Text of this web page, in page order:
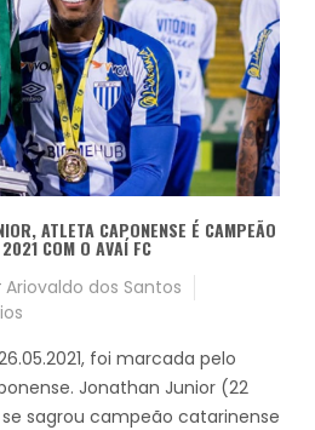
ATLETA CAPONENSE É CAMPEÃO
2021 COM O AVAÍ FC
Ariovaldo dos Santos
foi marcada pelo
Jonathan Junior (22
sagrou campeão catarinense